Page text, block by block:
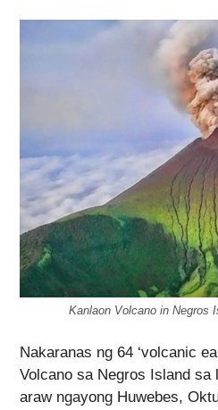
Kanlaon Volcano in Negros
Nakaranas ng 64 ‘volcanic
Volcano sa Negros Island sa
araw ngayong Huwebes,